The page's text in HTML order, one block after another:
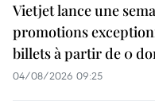
Vietjet lance une
promotions
billets à partir de 0
04/08/2026 09:25